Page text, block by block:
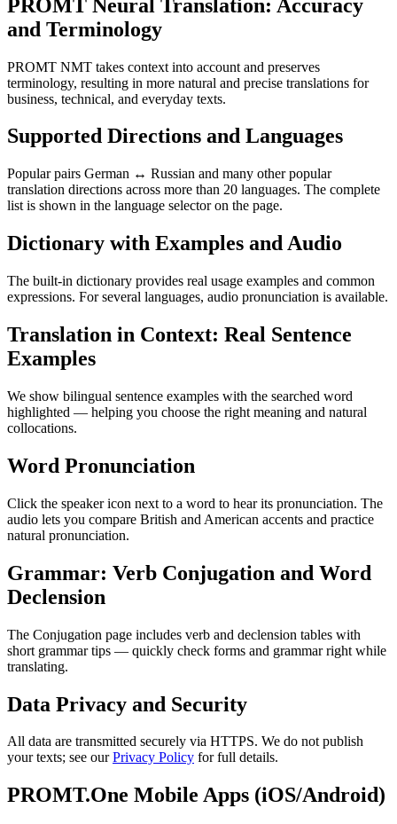
PROMT Neural Translation: Accuracy
and Terminology
PROMT NMT takes context into account and preserves
terminology, resulting in more natural and precise translations for
business, technical, and everyday texts.
Supported Directions and Languages
Popular pairs German ↔ Russian and many other popular
translation directions across more than 20 languages. The complete
list is shown in the language selector on the page.
Dictionary with Examples and Audio
The built-in dictionary provides real usage examples and common
expressions. For several languages, audio pronunciation is available.
Translation in Context: Real Sentence
Examples
We show bilingual sentence examples with the searched word
highlighted — helping you choose the right meaning and natural
collocations.
Word Pronunciation
Click the speaker icon next to a word to hear its pronunciation. The
audio lets you compare British and American accents and practice
natural pronunciation.
Grammar: Verb Conjugation and Word
Declension
The Conjugation page includes verb and declension tables with
short grammar tips — quickly check forms and grammar right while
translating.
Data Privacy and Security
All data are transmitted securely via HTTPS. We do not publish
your texts; see ourPrivacy Policy for full details.
PROMT.One Mobile Apps (iOS/Android)